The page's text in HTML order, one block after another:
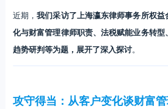
近期，我们采访了上海瀛东律师事务所权
化与财富管理律师职责、法税赋能业务转
趋势研判等为题，展开了深入探讨。
攻守得当：从客户变化谈财富